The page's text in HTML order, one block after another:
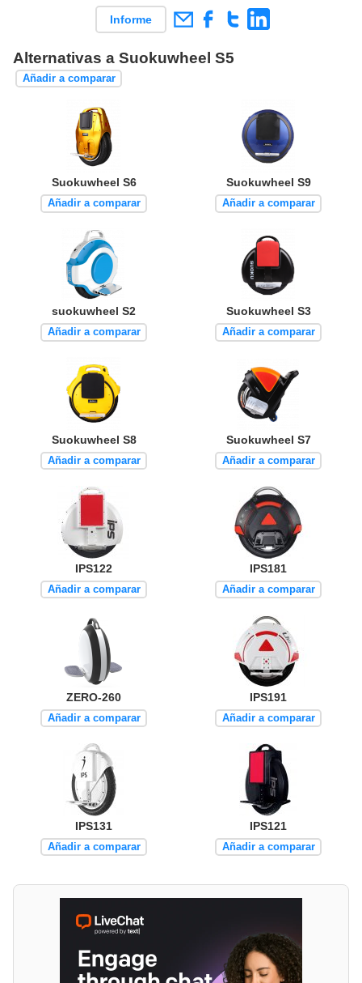
Informe
Alternativas a Suokuwheel S5
Añadir a comparar
Suokuwheel S6
Añadir a comparar
Suokuwheel S9
Añadir a comparar
suokuwheel S2
Añadir a comparar
Suokuwheel S3
Añadir a comparar
Suokuwheel S8
Añadir a comparar
Suokuwheel S7
Añadir a comparar
IPS122
Añadir a comparar
IPS181
Añadir a comparar
ZERO-260
Añadir a comparar
IPS191
Añadir a comparar
IPS131
Añadir a comparar
IPS121
Añadir a comparar